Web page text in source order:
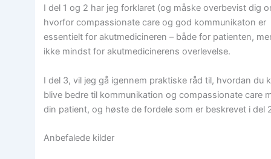
I del 1 og 2 har jeg forklaret (og måske overbevist dig
hvorfor compassionate care og god kommunikaton er
essentielt for akutmedicineren – både for patienten,
ikke mindst for akutmedicinerens overlevelse.
I del 3, vil jeg gå igennem praktiske råd til, hvordan du
blive bedre til kommunikation og compassionate care
din patient, og høste de fordele som er beskrevet i del
Anbefalede kilder